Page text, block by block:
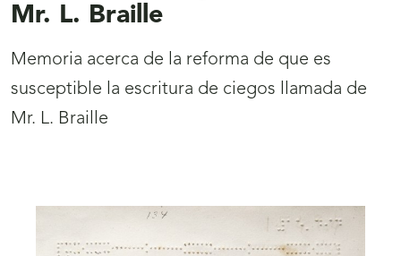
Mr. L. Braille
Memoria acerca de la reforma de que es
susceptible la escritura de ciegos llamada de
Mr. L. Braille